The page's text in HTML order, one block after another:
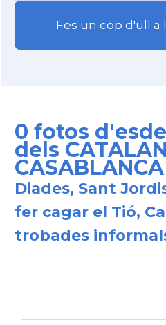
Fes un cop d'ull a
0 fotos
dels
CASABLANCA
Diades, Sant
fer cagar el Tió,
trobades